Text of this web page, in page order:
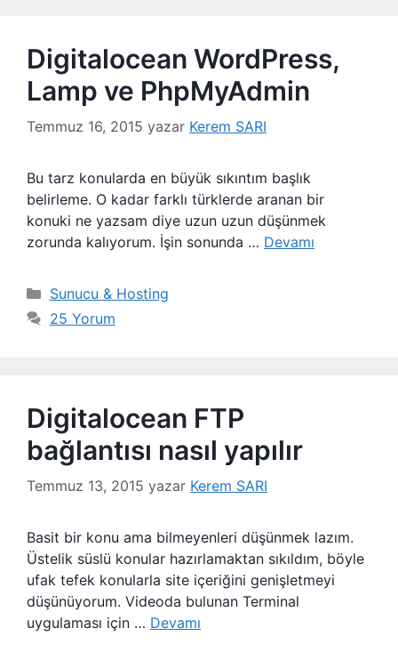
Digitalocean WordPress,
Lamp ve PhpMyAdmin
Temmuz 16, 2015 yazar Kerem SARI
Bu tarz konularda en büyük sıkıntım başlık
belirleme. O kadar farklı türklerde aranan bir
konuki ne yazsam diye uzun uzun düşünmek
zorunda kalıyorum. İşin sonunda … Devamı
Kategoriler
Sunucu & Hosting
25 Yorum
Digitalocean FTP
bağlantısı nasıl yapılır
Temmuz 13, 2015 yazar Kerem SARI
Basit bir konu ama bilmeyenleri düşünmek lazım.
Üstelik süslü konular hazırlamaktan sıkıldım, böyle
ufak tefek konularla site içeriğini genişletmeyi
düşünüyorum. Videoda bulunan Terminal
uygulaması için … Devamı